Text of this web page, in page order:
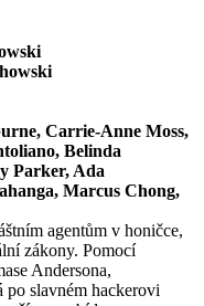
Carrie-Anne Moss,
Belinda
Parker, Ada
Marcus Chong,
agentům v honičce,
zákony. Pomocí
Andersona,
po slavném hackerovi